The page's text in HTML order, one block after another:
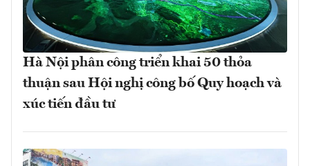
Hà Nội phân công triển khai 50 thỏa
thuận sau Hội nghị công bố Quy hoạch và
xúc tiến đầu tư